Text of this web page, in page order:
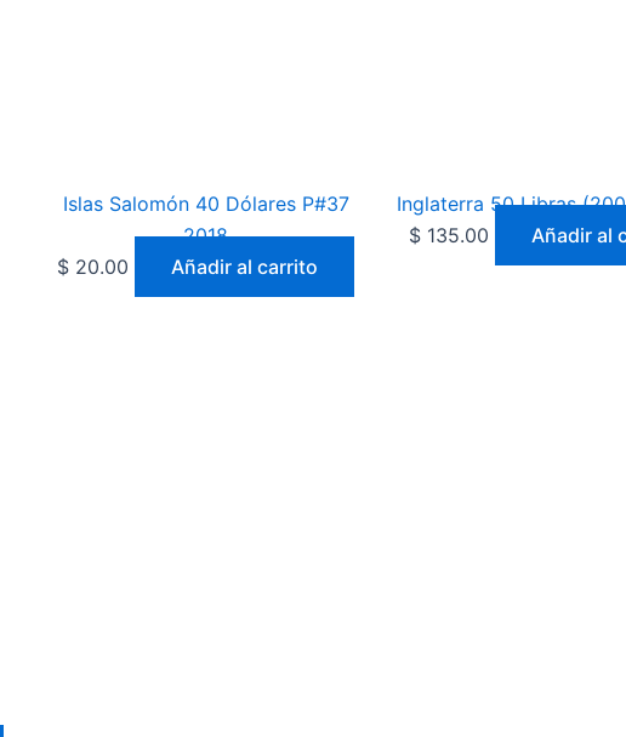
Islas Salomón 40 Dólares P#37
2018
$ 20.00 Añadir al carrito
Inglaterra 50 Libras
$135.00 Añadir al